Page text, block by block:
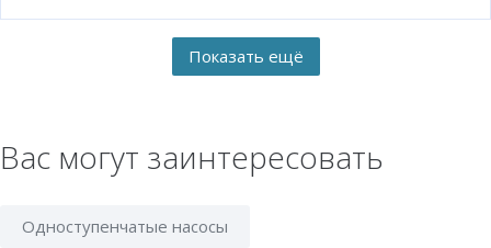
Вас могут заинтересовать
Одноступенчатые насосы